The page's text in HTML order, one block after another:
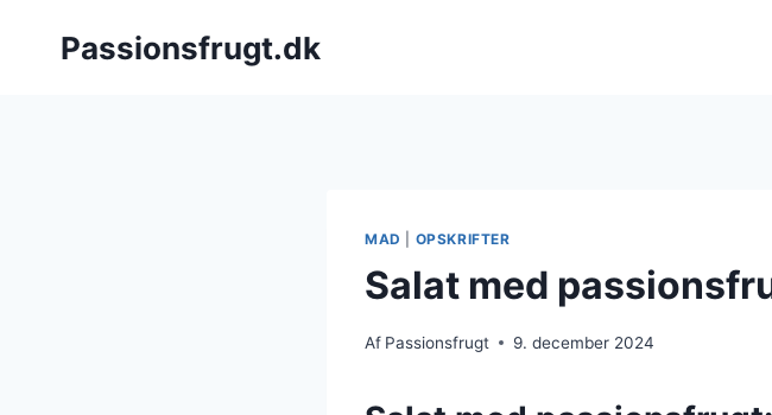
Passionsfrugt.dk
MAD OPSKRIFTER
Salat med
Af Passionsfrugt 9. december 2024